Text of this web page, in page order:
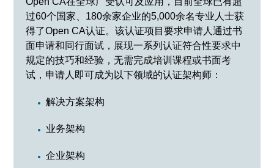
过60个国家、180余家企业的5,000余名专业人士获
得了Open CA认证。该认证项目要求申请人通过书
面申请和同行面试，展现一系列认证符合性要求中
规定的技巧和经验，无需完成培训课程或书面考
试，申请人即可成为以下领域的认证架构师：
解决方案架构
业务架构
企业架构